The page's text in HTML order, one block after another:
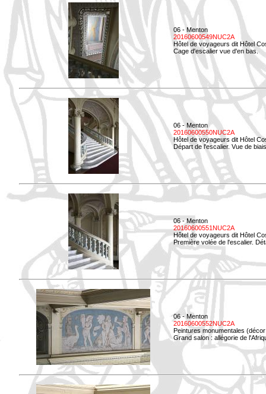
06 - Menton
20160600549NUC2A
Hôtel de voyageurs dit Hôtel
Cage d'escalier vue d'en bas.
06 - Menton
20160600550NUC2A
Hôtel de voyageurs dit Hôtel
Départ de l'escalier. Vue de
06 - Menton
20160600551NUC2A
Hôtel de voyageurs dit Hôtel
Première volée de l'escalier.
06 - Menton
20160600552NUC2A
Peintures monumentales
Grand salon : allégorie de